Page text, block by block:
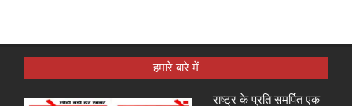
हमारे बारे में
राष्ट्र के प्रति समर्पित एक